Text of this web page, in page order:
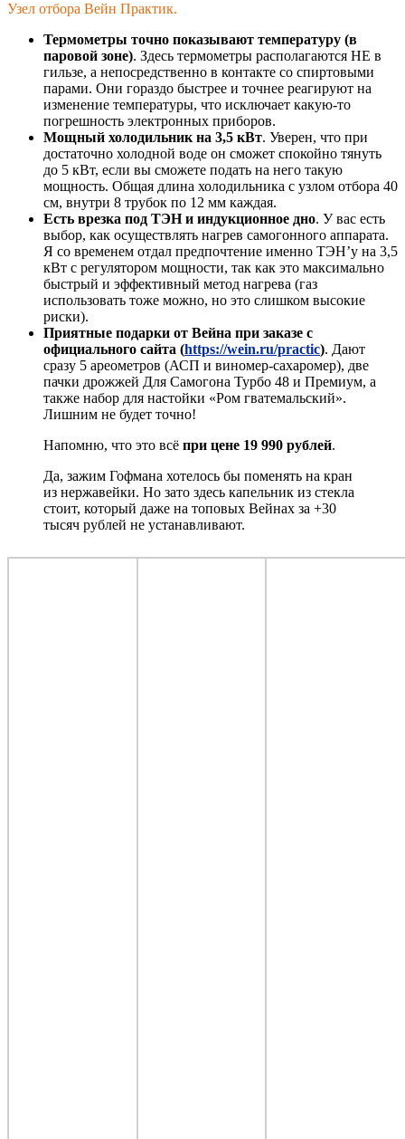
Узел отбора Вейн Практик.
Термометры точно показывают температуру (в
паровой зоне). Здесь термометры располагаются НЕ в
гильзе, а непосредственно в контакте со спиртовыми
парами. Они гораздо быстрее и точнее реагируют на
изменение температуры, что исключает какую-то
погрешность электронных приборов.
Мощный холодильник на 3,5 кВт. Уверен, что при
достаточно холодной воде он сможет спокойно тянуть
до 5 кВт, если вы сможете подать на него такую
мощность. Общая длина холодильника с узлом отбора 40
см, внутри 8 трубок по 12 мм каждая.
Есть врезка под ТЭН и индукционное дно. У вас есть
выбор, как осуществлять нагрев самогонного аппарата.
Я со временем отдал предпочтение именно ТЭН’у на 3,5
кВт с регулятором мощности, так как это максимально
быстрый и эффективный метод нагрева (газ
использовать тоже можно, но это слишком высокие
риски).
Приятные подарки от Вейна при заказе с
официального сайта (https://wein.ru/practic). Дают
сразу 5 ареометров (АСП и виномер-сахаромер), две
пачки дрожжей Для Самогона Турбо 48 и Премиум, а
также набор для настойки «Ром гватемальский».
Лишним не будет точно!
Напомню, что это всё при цене 19 990 рублей.
Да, зажим Гофмана хотелось бы поменять на кран
из нержавейки. Но зато здесь капельник из стекла
стоит, который даже на топовых Вейнах за +30
тысяч рублей не устанавливают.